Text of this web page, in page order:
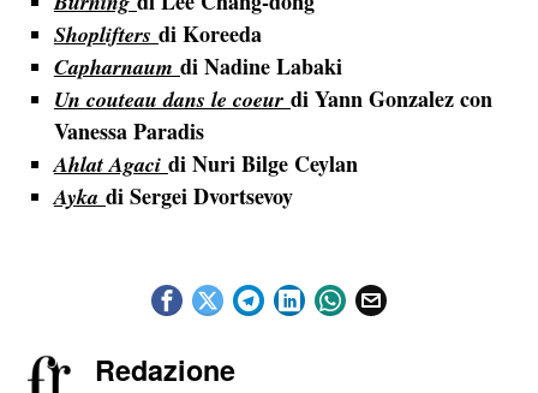
Shoplifters di Koreeda
Capharnaum di Nadine Labaki
Un couteau dans le coeur di Yann Gonzalez con
Vanessa Paradis
Ahlat Agaci di Nuri Bilge Ceylan
Ayka di Sergei Dvortsevoy
Redazione